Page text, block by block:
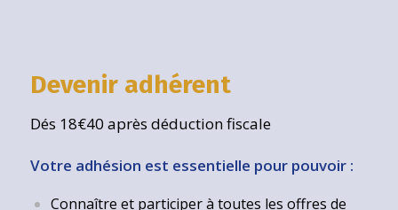
Devenir adhérent
Dés 18€40 après déduction fiscale
Votre adhésion est essentielle pour pouvoir :
Connaître et participer à toutes les offres de